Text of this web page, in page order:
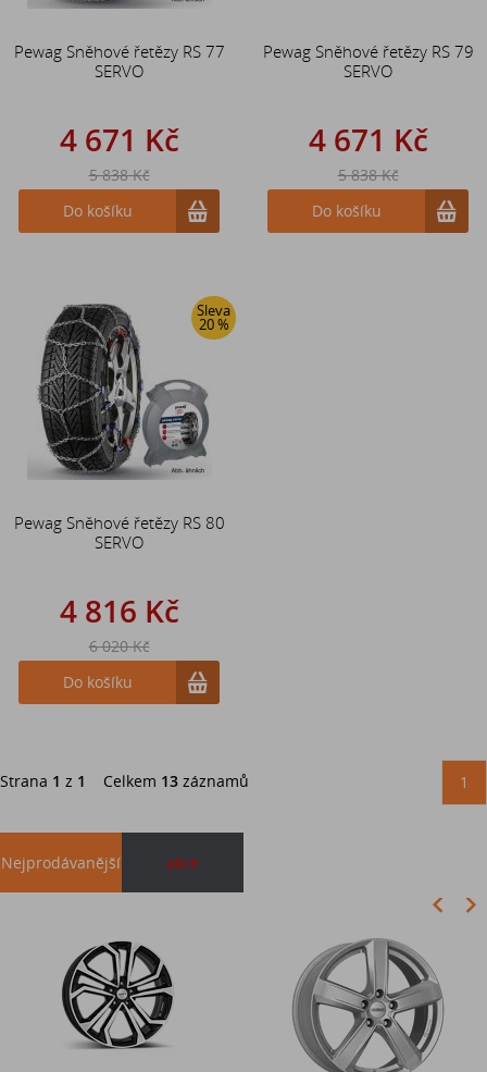
Pewag Sněhové řetězy RS 77
SERVO
4 671 Kč
5 838 Kč
Do košíku
Pewag Sněhové řetězy RS 79
SERVO
4 671 Kč
5 838 Kč
Do košíku
Sleva
20 %
Pewag Sněhové řetězy RS 80
SERVO
4 816 Kč
6 020 Kč
Do košíku
Strana 1 z 1 Celkem 13 záznamů 1
Nejprodávanější akce